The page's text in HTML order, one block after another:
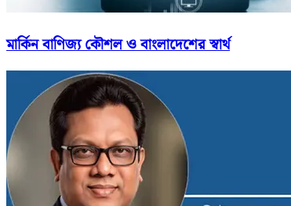
মার্কিন বাণিজ্য কৌশল ও বাংলাদেশের স্বার্থ